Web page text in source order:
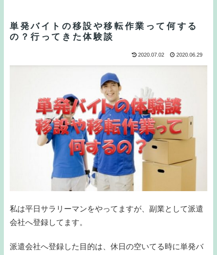
単発バイトの移設や移転作業って何する
の？行ってきた体験談
2020.07.02 2020.06.29
私は平日サラリーマンをやってますが、副業として派遣
会社へ登録してます。
派遣会社へ登録した目的は、休日の空いてる時に単発バ